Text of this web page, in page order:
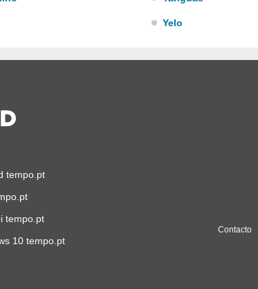
Yelo
tempo.pt
tempo.pt
10 tempo.pt
Contacto